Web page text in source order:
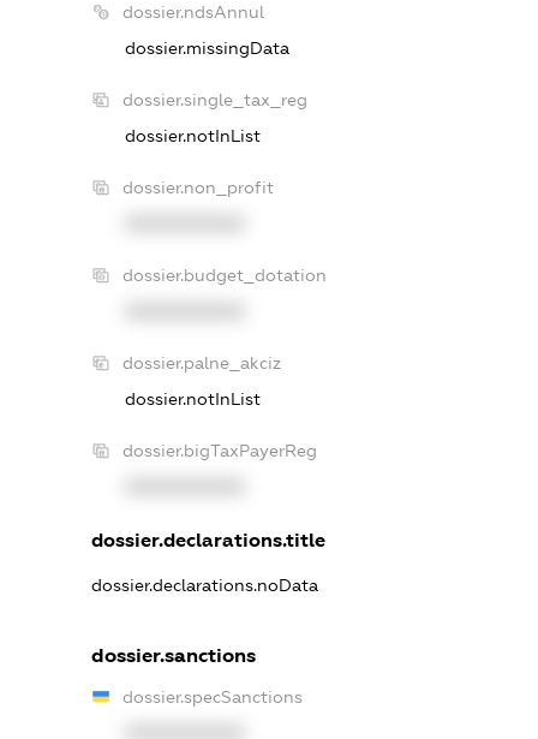
dossier.ndsAnnul
dossier.missingData
dossier.single_tax_reg
dossier.notInList
dossier.non_profit
dossier.budget_dotation
dossier.palne_akciz
dossier.notInList
dossier.bigTaxPayerReg
dossier.declarations.title
dossier.declarations.noData
dossier.sanctions
dossier.specSanctions